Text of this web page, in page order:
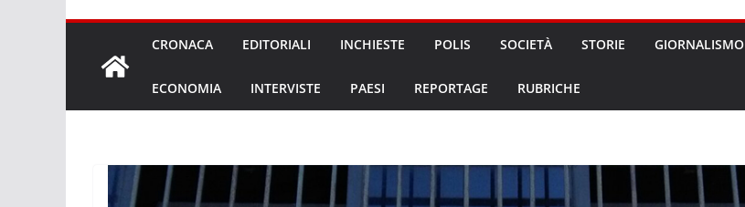
CRONACA EDITORIALI INCHIESTE POLIS SOCIETÀ STORIE GIORNALISMO
ECONOMIA INTERVISTE PAESI REPORTAGE RUBRICHE